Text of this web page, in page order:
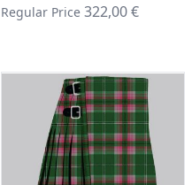
Regular Price 322,00 €